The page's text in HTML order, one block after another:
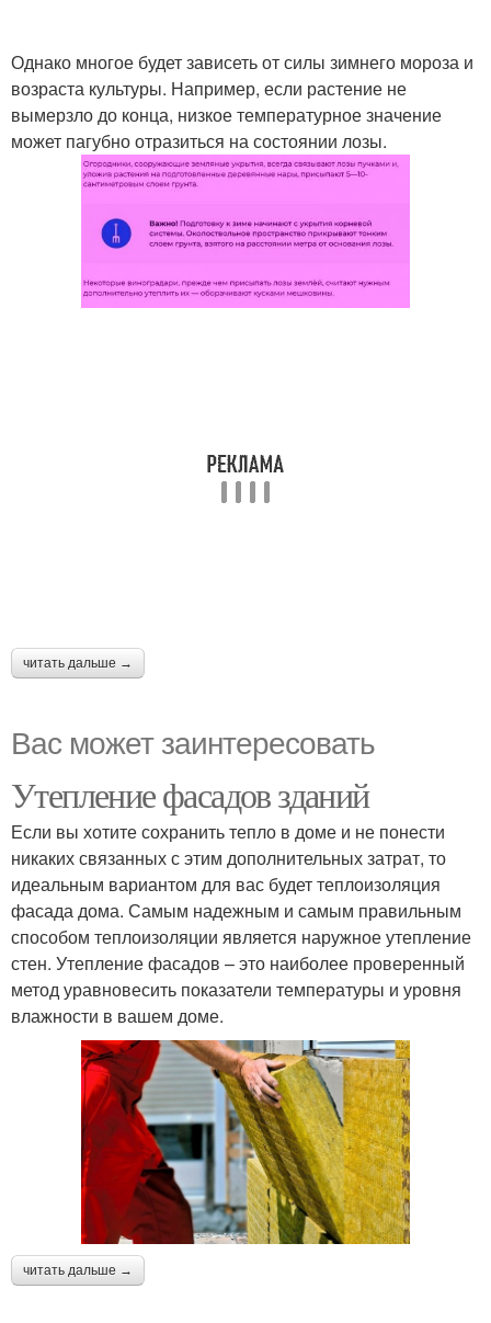
Однако многое будет зависеть от силы зимнего мороза и
возраста культуры. Например, если растение не
вымерзло до конца, низкое температурное значение
может пагубно отразиться на состоянии лозы.
читать дальше →
Вас может заинтересовать
Утепление фасадов зданий
Если вы хотите сохранить тепло в доме и не понести
никаких связанных с этим дополнительных затрат, то
идеальным вариантом для вас будет теплоизоляция
фасада дома. Самым надежным и самым правильным
способом теплоизоляции является наружное утепление
стен. Утепление фасадов – это наиболее проверенный
метод уравновесить показатели температуры и уровня
влажности в вашем доме.
читать дальше →